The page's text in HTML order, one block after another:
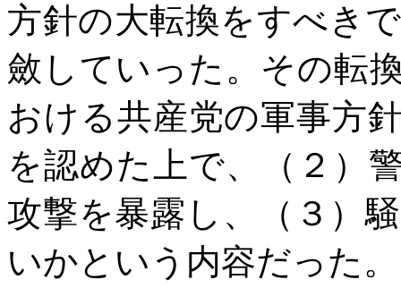
方針の大転換をすべき
斂していった。その転
おける共産党の軍事方
を認めた上で、（２）
攻撃を暴露し、（３）
いかという内容だった。